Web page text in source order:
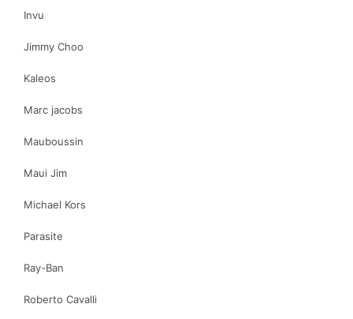
Invu
Jimmy Choo
Kaleos
Marc jacobs
Mauboussin
Maui Jim
Michael Kors
Parasite
Ray-Ban
Roberto Cavalli